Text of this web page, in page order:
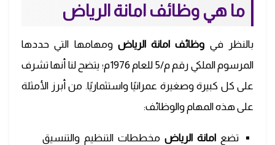
ما هي وظائف امانة الرياض
بالنظر في وظائف امانة الرياض ومهامها التي حددها
المرسوم الملكي رقم م/5 للعام 1976م؛ يتضح لنا أنها تشرف
على كل كبيرة وصغيرة عمرانيًا واستثماريًا. من أبرز الأمثلة
على هذه المهام والوظائف:
تضع امانة الرياضمخططات التنظيم والتنسيق